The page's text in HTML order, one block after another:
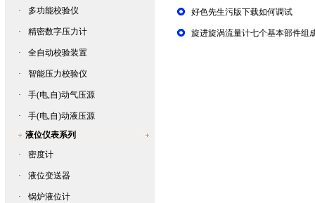
· 多功能校验仪
· 精密数字压力计
· 全自动校验装置
· 智能压力校验仪
· 手(电,自)动气压源
·
手(电,自)动液压源
液位仪表系列
·
密度计
· 液位变送器
· 锅炉液位计
好色先生污版下载如何调试
旋进旋涡流量计七个基本部件组